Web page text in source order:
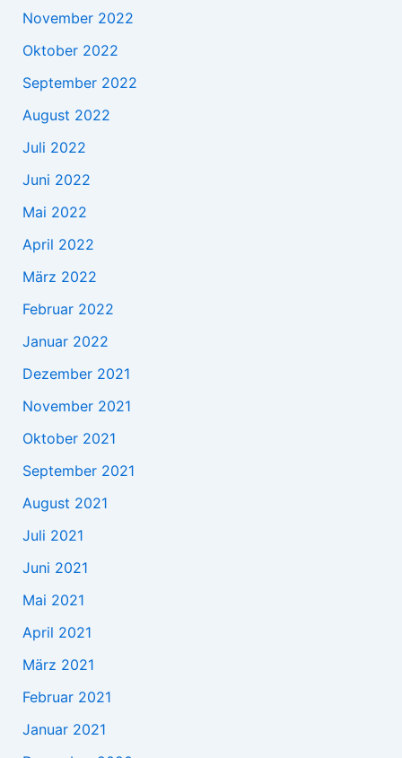
November 2022
Oktober 2022
September 2022
August 2022
Juli 2022
Juni 2022
Mai 2022
April 2022
März 2022
Februar 2022
Januar 2022
Dezember 2021
November 2021
Oktober 2021
September 2021
August 2021
Juli 2021
Juni 2021
Mai 2021
April 2021
März 2021
Februar 2021
Januar 2021